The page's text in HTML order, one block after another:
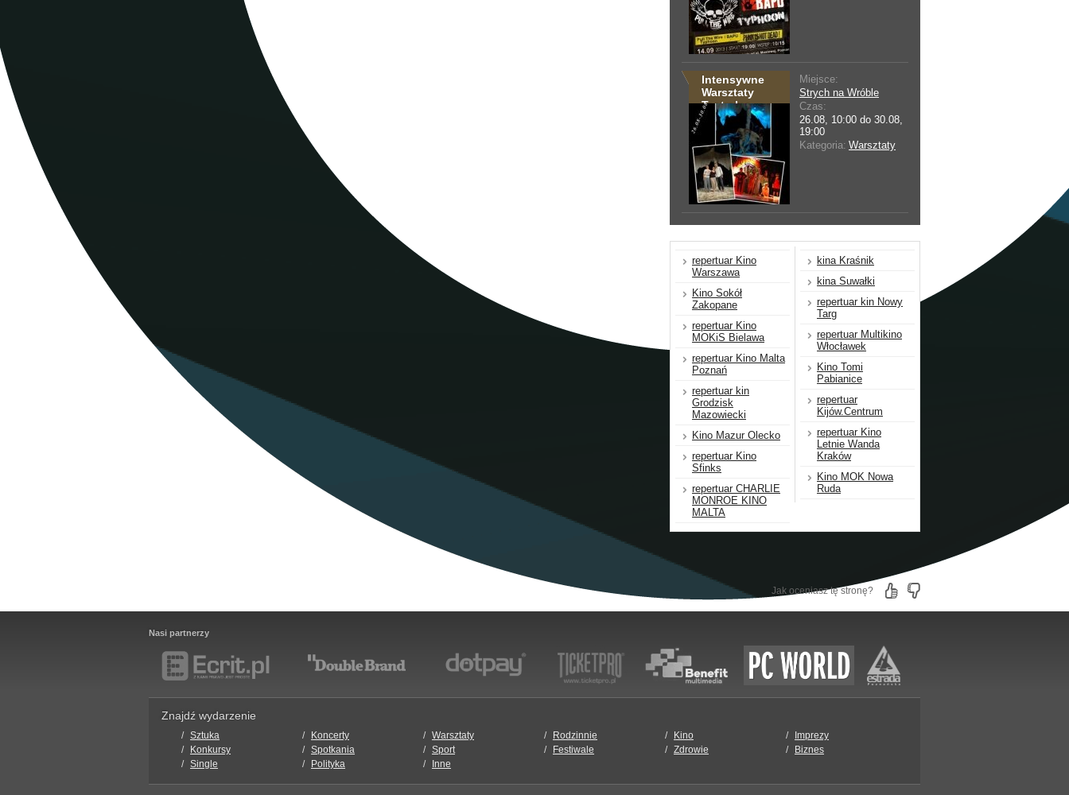
Intensywne
Warsztaty
Teatralne
Miejsce:
Strych na Wróble
Czas:
26.08, 10:00 do 30.08,
19:00
Kategoria: Warsztaty
repertuar Kino
Warszawa
Kino Sokół
Zakopane
repertuar Kino
MOKiS Bielawa
repertuar Kino Malta
Poznań
repertuar kin
Grodzisk
Mazowiecki
Kino Mazur Olecko
repertuar Kino
Sfinks
repertuar CHARLIE
MONROE KINO
MALTA
kina Kraśnik
kina Suwałki
repertuar kin Nowy
Targ
repertuar Multikino
Włocławek
Kino Tomi
Pabianice
repertuar
Kijów.Centrum
repertuar Kino
Letnie Wanda
Kraków
Kino MOK Nowa
Ruda
Jak oceniasz tę stronę?
Nasi partnerzy
Znajdź wydarzenie
Sztuka Koncerty Warsztaty Rodzinnie Kino
Imprezy
Konkursy
Spotkania Sport Festiwale Zdrowie
Biznes
Single
Polityka Inne